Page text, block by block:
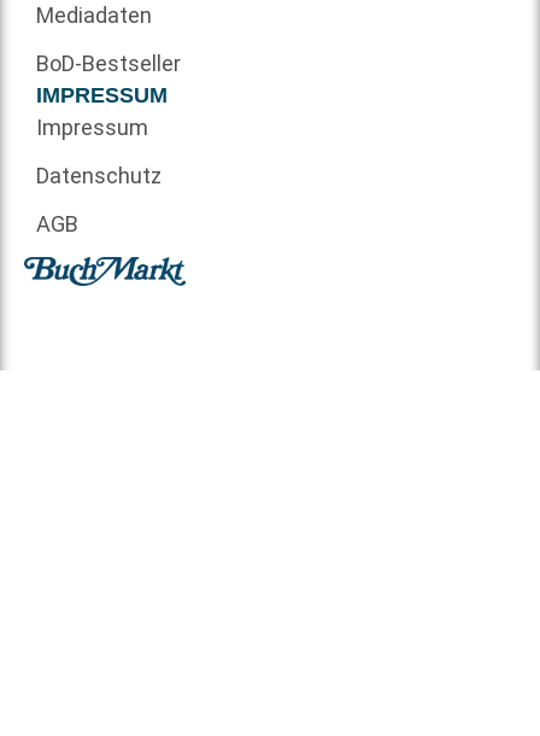
Mediadaten
BoD-Bestseller
IMPRESSUM
Impressum
Datenschutz
AGB